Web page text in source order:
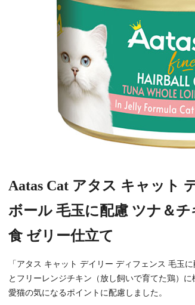
Aatas Cat アタス キャット
ボール 毛玉に配慮 ツナ＆
食 ゼリー仕立て
「アタス キャット デイリー ディフェンス 毛玉
とフリーレンジチキン（放し飼いで育てた鶏）に
愛猫の気になるポイントに配慮しました。